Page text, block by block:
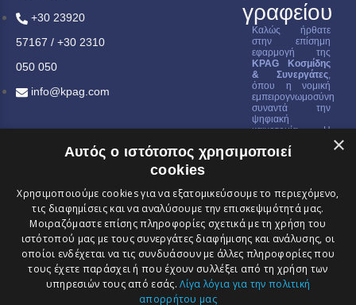
+30 23920
57167 / +30 2310
050 050
info@kpag.com
γραφείου
Καλώς ήρθατε
στην επίσημη
εφαρμογή της
KPAG Κοσμίδης
& Συνεργάτες,
όπου η νομική
εμπειρογνωμοσύνη
συναντά την
ψηφιακή
καινοτομία. Η
έχει σχεδιαστεί για
ολοκληρωμένη
εικόνα της
εταιρείας μας, να
διευκολύνει την
κατανόηση των
υπηρεσιών μας,
να σας προσφέρει
άμεση
επικοινωνία μαζί
μας και να σας
×
Αυτός ο ιστότοπος χρησιμοποιεί
cookies
Χρησιμοποιούμε cookies για να εξατομικεύσουμε το περιεχόμενο,
τις διαφημίσεις και να αναλύσουμε την επισκεψιμότητά μας.
Μοιραζόμαστε επίσης πληροφορίες σχετικά με τη χρήση του
ιστότοπού μας με τους συνεργάτες διαφήμισης και ανάλυσης, οι
οποίοι ενδέχεται να τις συνδυάσουν με άλλες πληροφορίες που
τους έχετε παράσχει ή που έχουν συλλέξει από τη χρήση των
υπηρεσιών τους από εσάς.Λίγα λόγια για την πολιτική
απορρήτου μας